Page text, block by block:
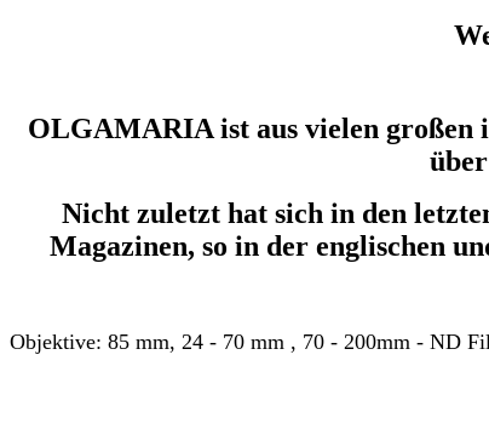
OLGAMARIA ist aus vielen großen
Nicht zuletzt hat sich in den
Magazinen, so in der englischen
Objektive: 85 mm, 24 - 70 mm , 70 - 200mm - ND